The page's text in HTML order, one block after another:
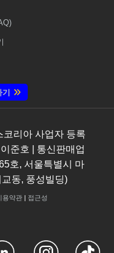
리아 사업자 등록
준호 | 통신판매업
호, 서울특별시 마
동, 풍성빌딩)
용약관| 접근성